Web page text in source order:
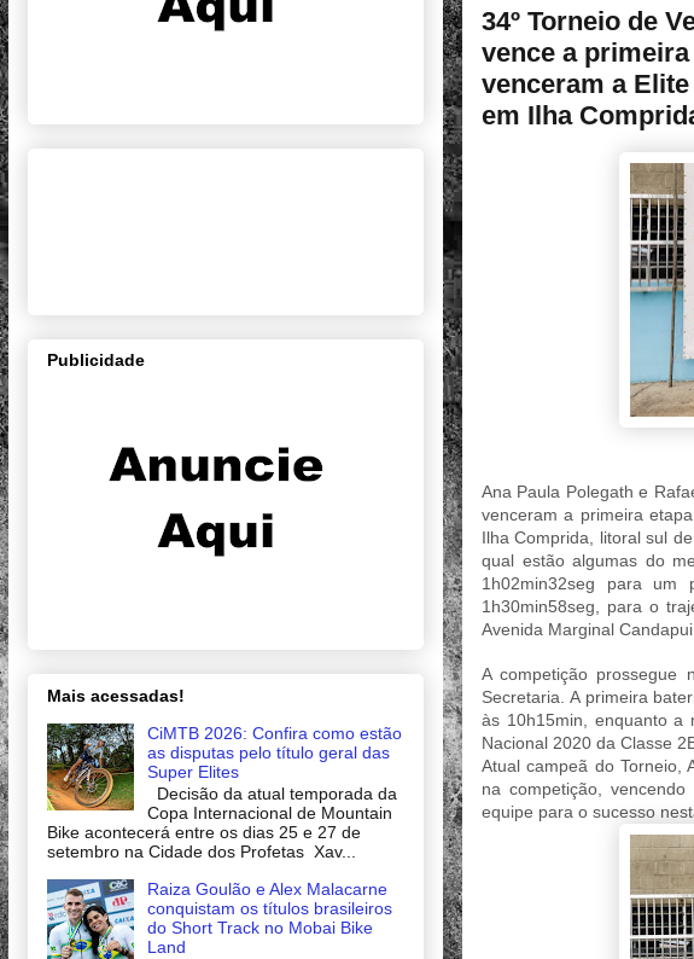
34º Torneio de
vence a
venceram a
em Ilha
Ana Paula Polegath e
venceram a primeira
Ilha Comprida, litoral sul
qual estão algumas do
1h02min32seg para
1h30min58seg, para o
Avenida Marginal Candapui.
A competição prossegue
Secretaria. A primeira
às 10h15min, enquanto a
Nacional 2020 da Classe
Atual campeã do Torneio,
na competição,
equipe para o sucesso
Publicidade
Mais acessadas!
CiMTB 2026: Confira como estão
as disputas pelo título geral das
Super Elites
Decisão da atual temporada da
Copa Internacional de Mountain
Bike acontecerá entre os dias 25 e 27 de
setembro na Cidade dos Profetas Xav...
Raiza Goulão e Alex Malacarne
conquistam os títulos brasileiros
do Short Track no Mobai Bike
Land